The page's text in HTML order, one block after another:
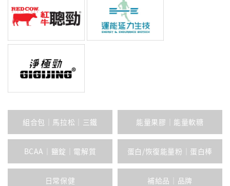
組合包｜馬拉松｜三鐵 能量果膠｜能量軟糖
BCAA｜鹽錠｜電解質 蛋白/恢復能量粉｜蛋白棒
日常保健 補給品｜品牌